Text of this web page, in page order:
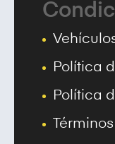
Política
Política